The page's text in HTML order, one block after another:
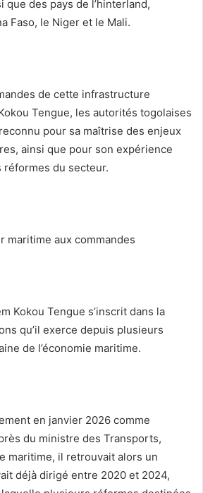
que des pays de l’hinterland,
Faso, le Niger et le Mali.
de cette infrastructure
Tengue, les autorités togolaises
pour sa maîtrise des enjeux
ainsi que pour son expérience
réformes du secteur.
maritime aux commandes
Kokou Tengue s’inscrit dans la
qu’il exerce depuis plusieurs
de l’économie maritime.
en janvier 2026 comme
du ministre des Transports,
maritime, il retrouvait alors un
déjà dirigé entre 2020 et 2024,